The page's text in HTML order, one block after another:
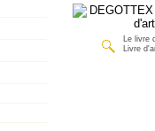
Le livre
Livre